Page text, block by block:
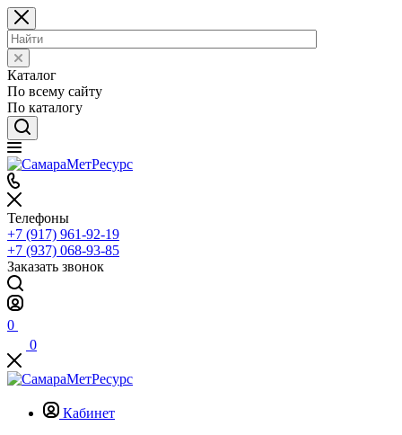
Каталог
По всему сайту
По каталогу
Телефоны
+7 (917) 961-92-19
+7 (937) 068-93-85
Заказать звонок
0
0
Кабинет